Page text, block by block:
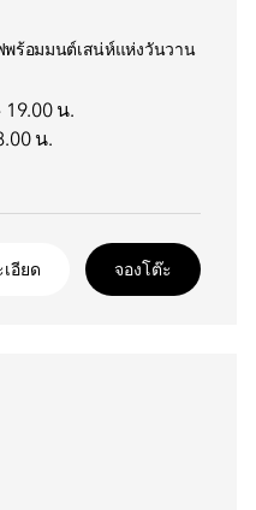
พร้อมมนต์เสน่ห์แห่งวันวาน
19.00 น.
น.
อียด จองโต๊ะ